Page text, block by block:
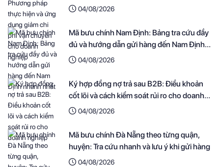
chuyển cho doanh nghiệp
04/08/2026
Mã bưu chính Nam Định: Bảng tra cứu đầy
đủ và hướng dẫn gửi hàng đến Nam Định
nhanh nhất
04/08/2026
Ký hợp đồng nợ trả sau B2B: Điều khoản
cốt lõi và cách kiểm soát rủi ro cho doanh
nghiệp
04/08/2026
Mã bưu chính Đà Nẵng theo từng quận,
huyện: Tra cứu nhanh và lưu ý khi gửi hàng
04/08/2026